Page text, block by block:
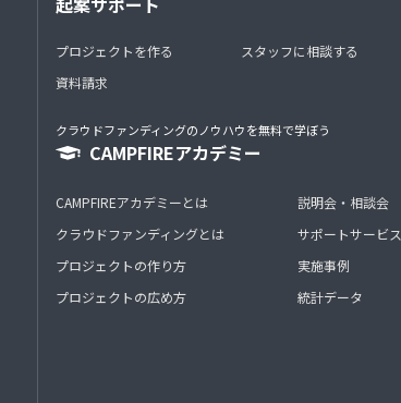
プロジェクトを作る
資料請求
スタッフに相談する
クラウドファンディングのノウハウを無料で学ぼう
CAMPFIREアカデミー
CAMPFIREアカデミーとは
クラウドファンディングとは
プロジェクトの作り方
プロジェクトの広め方
説明会・相談会
サポートサービス
実施事例
統計データ